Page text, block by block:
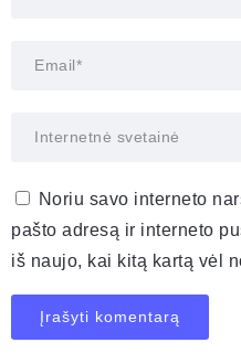
Noriu savo interneto
pašto adresą ir interneto
iš naujo, kai kitą kartą vėl